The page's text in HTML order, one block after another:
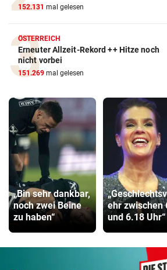
152.131 mal gelesen
ÖSTERREICH
Erneuter Allzeit-Rekord ++ Hitze noch
nicht vorbei
151.269 mal gelesen
„Bin sehr dankbar,
noch zwei Beine
zu haben“
ehr zwischen
und 6.18 Uhr“